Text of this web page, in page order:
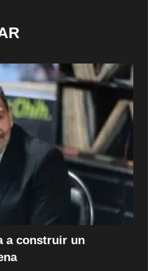
a construir un